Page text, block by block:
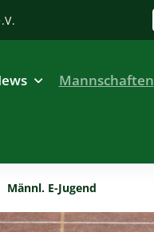
Mannschaften
Männl. E-Jugend